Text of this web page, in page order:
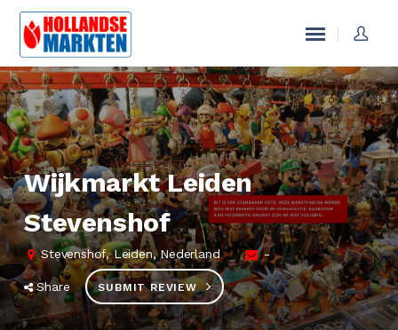
Wijkmarkt Leiden
Stevenshof
Stevenshof, Leiden, Nederland -
Share SUBMIT REVIEW